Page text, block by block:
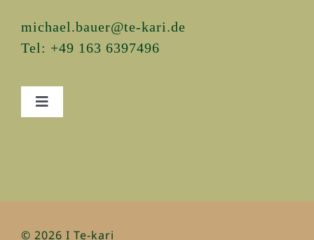
michael.bauer@te-kari.de
Tel: +49 163 6397496
Toggle
Kontakt
© 2026 I Te-kari